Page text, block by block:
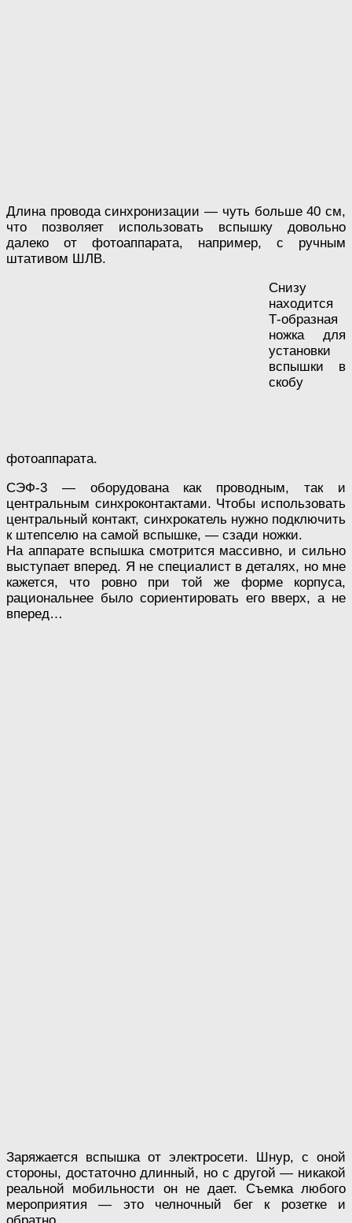
Длина провода синхронизации — чуть больше 40 см,
что позволяет использовать вспышку довольно
далеко от фотоаппарата, например, с ручным
штативом ШЛВ.
Снизу
находится
Т-образная
ножка для
установки
вспышки в
скобу
фотоаппарата.
СЭФ-3 — оборудована как проводным, так и
центральным синхроконтактами. Чтобы использовать
центральный контакт, синхрокатель нужно подключить
к штепселю на самой вспышке, — сзади ножки.
На аппарате вспышка смотрится массивно, и сильно
выступает вперед. Я не специалист в деталях, но мне
кажется, что ровно при той же форме корпуса,
рациональнее было сориентировать его вверх, а не
вперед…
Заряжается вспышка от электросети. Шнур, с оной
стороны, достаточно длинный, но с другой — никакой
реальной мобильности он не дает. Съемка любого
мероприятия — это челночный бег к розетке и